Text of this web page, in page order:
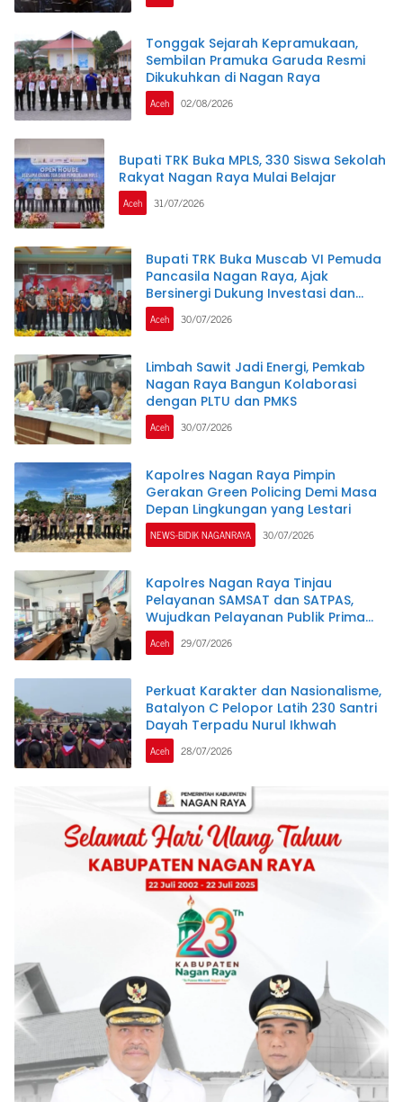
kabupaten Nagan Raya .
Tonggak Sejarah Kepramukaan,
Sembilan Pramuka Garuda Resmi
Dikukuhkan di Nagan Raya
Aceh 02/08/2026
Bupati TRK Buka MPLS, 330 Siswa Sekolah
Rakyat Nagan Raya Mulai Belajar
Aceh 31/07/2026
Bupati TRK Buka Muscab VI Pemuda
Pancasila Nagan Raya, Ajak
Bersinergi Dukung Investasi dan
Pembangunan Daerah
Aceh 30/07/2026
Limbah Sawit Jadi Energi, Pemkab
Nagan Raya Bangun Kolaborasi
dengan PLTU dan PMKS
Aceh 30/07/2026
Kapolres Nagan Raya Pimpin
Gerakan Green Policing Demi Masa
Depan Lingkungan yang Lestari
NEWS-BIDIK NAGANRAYA 30/07/2026
Kapolres Nagan Raya Tinjau
Pelayanan SAMSAT dan SATPAS,
Wujudkan Pelayanan Publik Prima
Melalui Program Commander Wish
Kapolda Aceh
Aceh 29/07/2026
Perkuat Karakter dan Nasionalisme,
Batalyon C Pelopor Latih 230 Santri
Dayah Terpadu Nurul Ikhwah
Aceh 28/07/2026